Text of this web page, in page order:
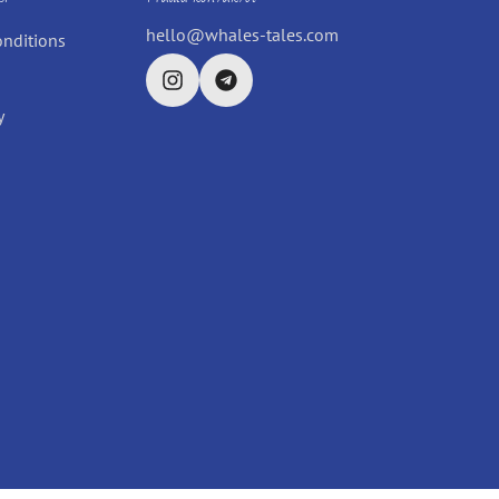
hello@whales-tales.com